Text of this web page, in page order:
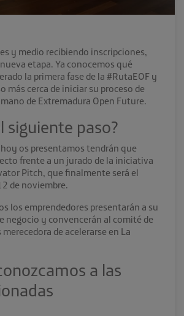
y medio recibiendo inscripciones,
etapa. Ya conocemos qué
la primera fase de la #RutaEOF y
más cerca de iniciar su proceso de
de Extremadura Open Future.
siguiente paso?
os presentamos tendrán que
frente a un jurado de la iniciativa
Pitch, que finalmente será el
de noviembre.
los emprendedores presentarán a su
negocio y convencerán al comité de
de acelerarse en La
a las